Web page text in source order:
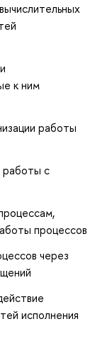
к ним
работы
работы с
процессов
через
исполнения